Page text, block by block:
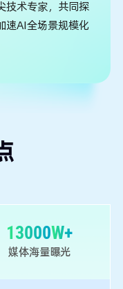
技术专家，共同探
速AI全场景规模化
13000W+
媒体海量曝光